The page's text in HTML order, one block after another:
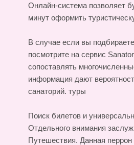
Онлайн-система позволяет
минут оформить
В случае если вы
посмотрите на сервис
сопоставлять
информация дают
санаторий. туры
Поиск билетов и
Отдельного внимания
Путешествия. Данная